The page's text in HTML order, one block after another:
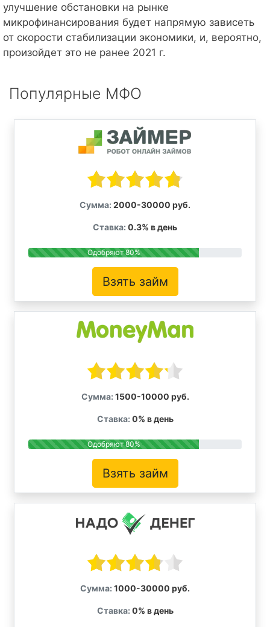
улучшение обстановки на рынке
микрофинансирования будет напрямую зависеть
от скорости стабилизации экономики, и, вероятно,
произойдет это не ранее 2021 г.
Популярные МФО
Сумма: 2000-30000 руб.
Ставка: 0.3% в день
Одобряют 80%
Взять займ
Сумма: 1500-10000 руб.
Ставка: 0% в день
Одобряют 80%
Взять займ
Сумма: 1000-30000 руб.
Ставка: 0% в день